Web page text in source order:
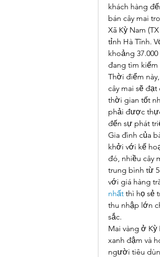
khách hàng
bán cây mai
Xã Kỳ Nam
tỉnh Hà Tĩnh.
khoảng
đang tìm
Thời điểm
cây mai sẽ
thời gian tốt
phải được
đến sự phát
Gia đình của
khởi với kế
đó, nhiều cây
trung bình từ
với giá hàng
nhất thì họ sẻ
thu nhập lớn
sắc.
Mai vàng ở
xanh đậm và
người tiêu